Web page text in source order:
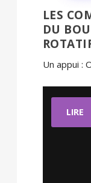
LES
DU
Un appui :
LIRE